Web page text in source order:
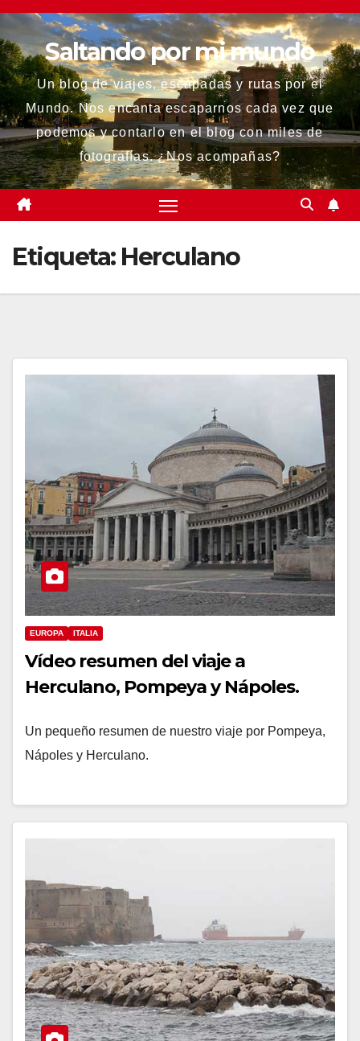
Saltar
al
contenidoSaltando por mi mundo
Un blog de viajes, escapadas y rutas por el
Mundo. Nos encanta escaparnos cada vez que
podemos y contarlo en el blog con miles de
fotografías. ¿Nos acompañas?
Etiqueta: Herculano
EUROPA ITALIA
Vídeo resumen del viaje a
Herculano, Pompeya y Nápoles.
Un pequeño resumen de nuestro viaje por Pompeya,
Nápoles y Herculano.